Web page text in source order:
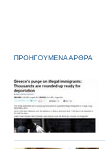
ΠΡΟΗΓΟΥΜΕΝΑ ΑΡΘΡΑ